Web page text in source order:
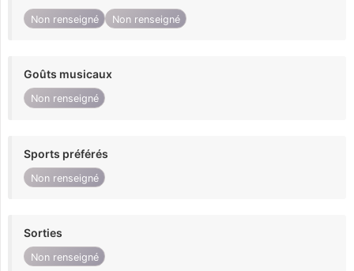
Non renseigné Non renseigné
Goûts musicaux
Non renseigné
Sports préférés
Non renseigné
Sorties
Non renseigné